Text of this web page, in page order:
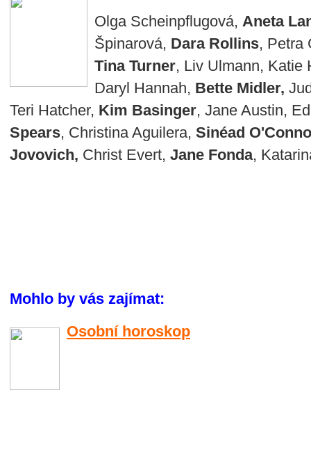
Olga Scheinpflugová, Aneta
Špinarová, Dara Rollins, Petra
Tina Turner, Liv Ulmann, Katie
Daryl Hannah, Bette Midler,
Teri Hatcher, Kim Basinger, Jane Austin,
Spears, Christina Aguilera, Sinéad
Jovovich, Christ Evert, Jane Fonda,
Mohlo by vás zajímat:
Osobní horoskop